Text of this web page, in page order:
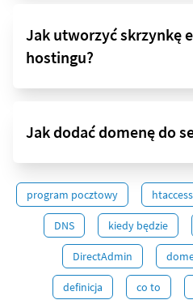
Jak utworzyć skrzynkę
hostingu?
Jak dodać domenę do
program pocztowy htaccess
DNS kiedy będzie
DirectAdmin
definicja co to